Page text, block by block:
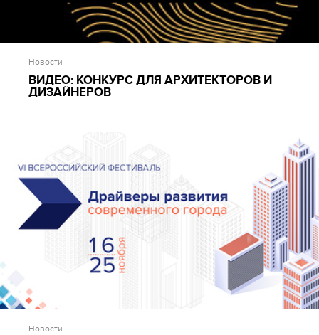
Новости
ВИДЕО: КОНКУРС ДЛЯ АРХИТЕКТОРОВ И
ДИЗАЙНЕРОВ
Новости